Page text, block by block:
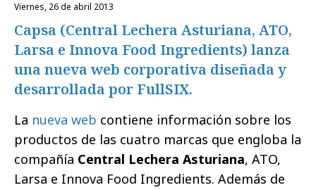
viernes, 26 de abril 2013
Capsa (Central Lechera Asturiana, ATO,
Larsa e Innova Food Ingredients) lanza
una nueva web corporativa diseñada y
desarrollada por FullSIX.
La nueva web contiene información sobre los
productos de las cuatro marcas que engloba la
compañía Central Lechera Asturiana, ATO,
Larsa e Innova Food Ingredients. Además de